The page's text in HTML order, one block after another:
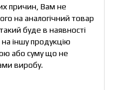
причин, Вам не
на аналогічний товар
буде в наявності
іншу продукцію
або суму що не
виробу.